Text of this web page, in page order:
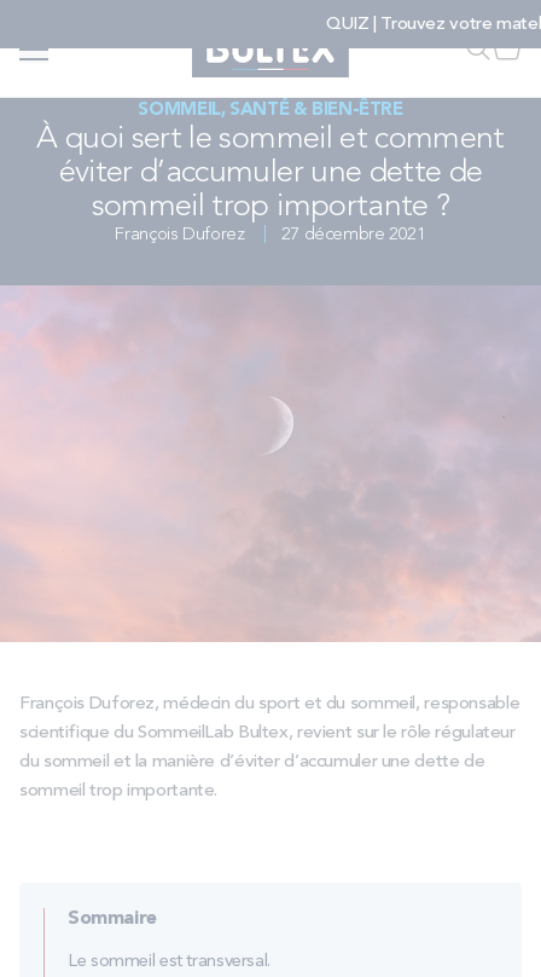
QUIZ | Trouvez votre matelas
Faire
FAIRE UNE RECHERCHE
Technologie bultex
Nos engagements
À quoi sert le sommeil et comment éviter d’accumuler une dette de sommeil
SOMMEIL, SANTÉ & BIEN-ÊTRE
À quoi sert le sommeil et comment
éviter d’accumuler une dette de
sommeil trop importante ?
François Duforez 27 décembre 2021
François Duforez, médecin du sport et du sommeil, responsable
scientifique du SommeilLab Bultex, revient sur le rôle régulateur
du sommeil et la manière d’éviter d’accumuler une dette de
sommeil trop importante.
Sommaire
Le sommeil est transversal.